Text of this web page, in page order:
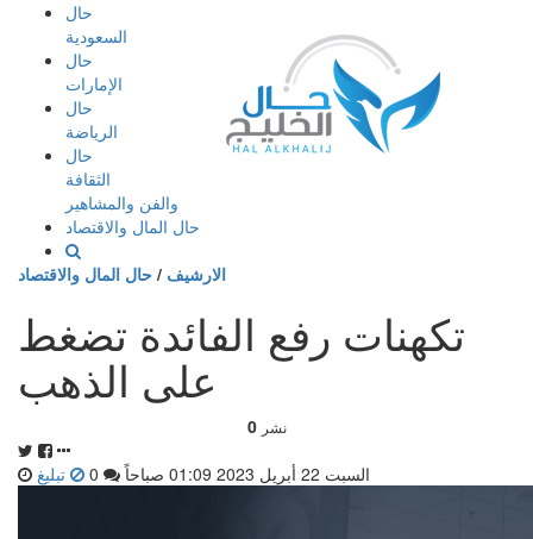
إذهب
المحتوى
حال
السعودية
حال
الإمارات
حال
الرياضة
حال
الثقافة
والفن والمشاهير
حال المال والاقتصاد
الارشيف / حال المال والاقتصاد
تكهنات رفع الفائدة تضغط
على الذهب
0 نشر
السبت 22 أبريل 2023 01:09 صباحاً تبليغ